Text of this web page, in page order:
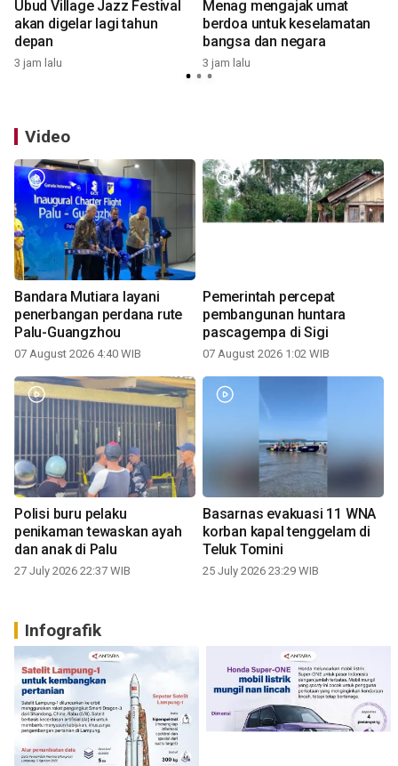
Ubud Village Jazz Festival
akan digelar lagi tahun
depan
3 jam lalu
Menag mengajak umat
berdoa untuk keselamatan
bangsa dan negara
3 jam lalu
Video
Bandara Mutiara layani
penerbangan perdana rute
Palu-Guangzhou
07 August 2026 4:40 WIB
Pemerintah percepat
pembangunan huntara
pascagempa di Sigi
07 August 2026 1:02 WIB
Polisi buru pelaku
penikaman tewaskan ayah
dan anak di Palu
27 July 2026 22:37 WIB
Basarnas evakuasi 11 WNA
korban kapal tenggelam di
Teluk Tomini
25 July 2026 23:29 WIB
Infografik